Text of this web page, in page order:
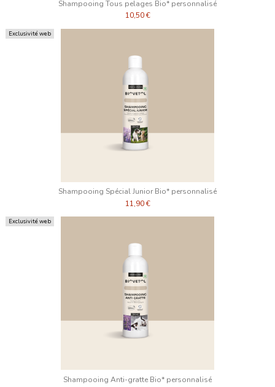
Shampooing Tous pelages Bio* personnalisé
10,50 €
Exclusivité web
Shampooing Spécial Junior Bio* personnalisé
11,90 €
Exclusivité web
Shampooing Anti-gratte Bio* personnalisé